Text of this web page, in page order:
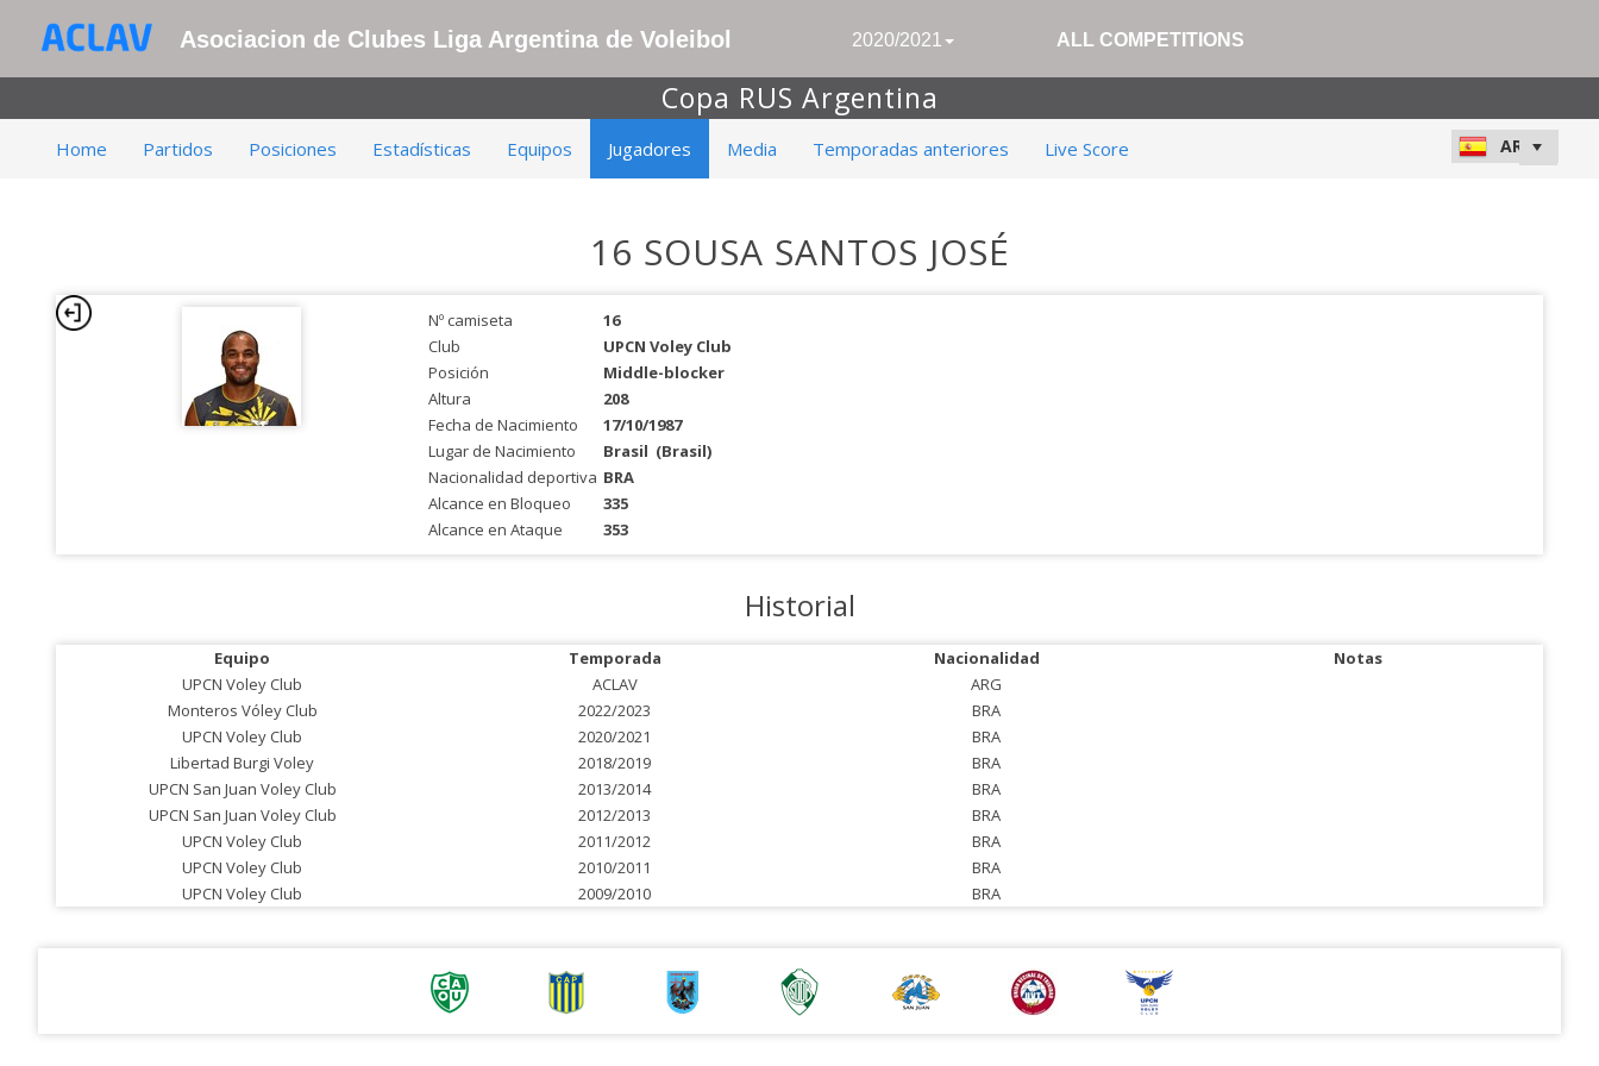
Asociacion de Clubes Liga Argentina de Voleibol 2020/2021 ALL COMPETITIONS
Copa RUS Argentina
Home Partidos Posiciones Estadísticas Equipos Jugadores Media Temporadas anteriores Live Score
16 SOUSA SANTOS JOSÉ
Nº camiseta
16
Club
UPCN Voley Club
Posición
Middle-blocker
Altura
208
Fecha de Nacimiento
17/10/1987
Lugar de Nacimiento
Brasil (Brasil)
Nacionalidad deportiva BRA
Alcance en Bloqueo
335
Alcance en Ataque
353
Historial
Equipo Temporada Nacionalidad
Notas
UPCN Voley Club
ACLAV
ARG
Monteros Vóley Club
2022/2023
BRA
UPCN Voley Club
2020/2021
BRA
Libertad Burgi Voley
2018/2019
BRA
UPCN San Juan Voley Club
2013/2014
BRA
UPCN San Juan Voley Club
2012/2013
BRA
UPCN Voley Club
2011/2012
BRA
UPCN Voley Club
2010/2011
BRA
UPCN Voley Club
2009/2010 BRA